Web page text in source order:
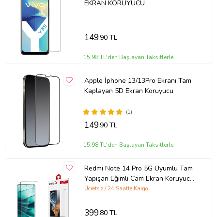
Ürün Kodu:
EKRAN KORUYUCU
149,90 TL
15,98 TL'den Başlayan Taksitlerle
Apple İphone 13/13Pro Ekranı Tam
Kaplayan 5D Ekran Koruyucu
(1)
149,90 TL
15,98 TL'den Başlayan Taksitlerle
Redmi Note 14 Pro 5G Uyumlu Tam
Yapışan Eğimli Cam Ekran Koruyucu
(Siyah)
Ücretsiz / 24 Saatte Kargo
399,80 TL